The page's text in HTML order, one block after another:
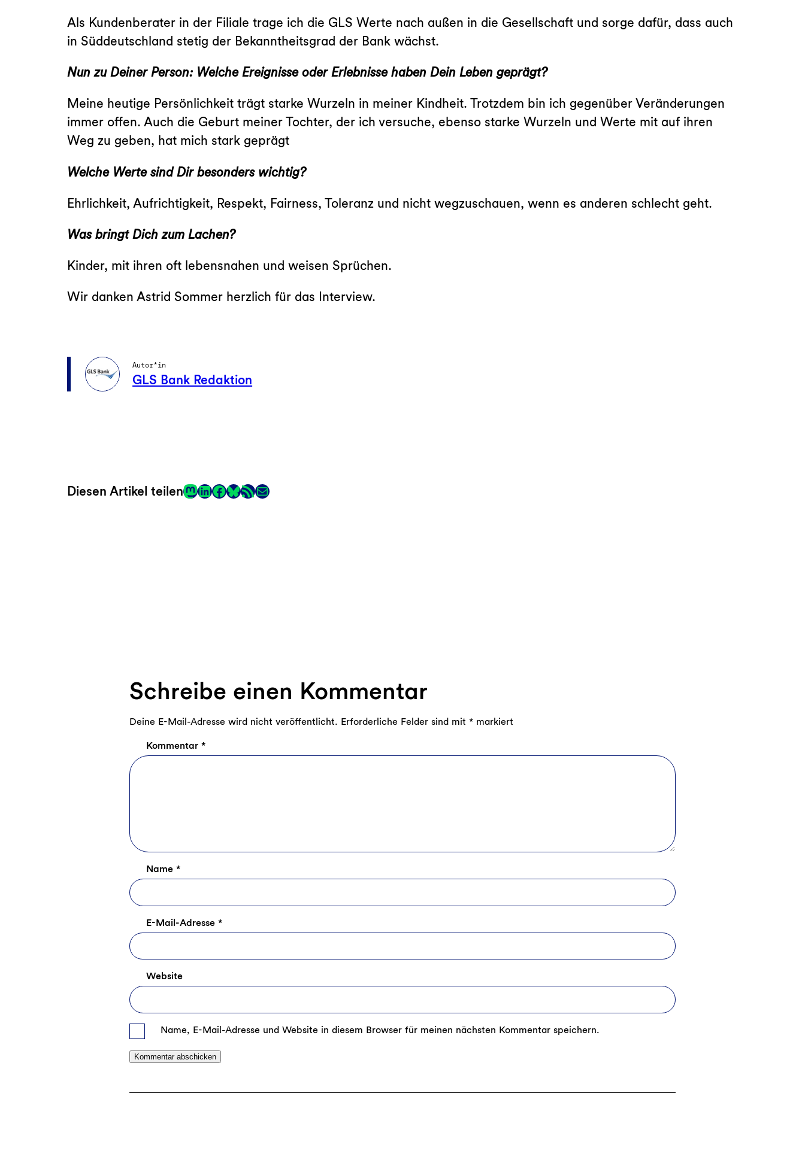
Als Kundenberater in der Filiale trage ich die GLS Werte nach außen in die Gesellschaft und sorge dafür, dass auch
in Süddeutschland stetig der Bekanntheitsgrad der Bank wächst.
Nun zu Deiner Person: Welche Ereignisse oder Erlebnisse haben Dein Leben geprägt?
Meine heutige Persönlichkeit trägt starke Wurzeln in meiner Kindheit. Trotzdem bin ich gegenüber Veränderungen
immer offen. Auch die Geburt meiner Tochter, der ich versuche, ebenso starke Wurzeln und Werte mit auf ihren
Weg zu geben, hat mich stark geprägt
Welche Werte sind Dir besonders wichtig?
Ehrlichkeit, Aufrichtigkeit, Respekt, Fairness, Toleranz und nicht wegzuschauen, wenn es anderen schlecht geht.
Was bringt Dich zum Lachen?
Kinder, mit ihren oft lebensnahen und weisen Sprüchen.
Wir danken Astrid Sommer herzlich für das Interview.
Autor*in
GLS Bank Redaktion
Diesen Artikel teilenMastodon
LinkedIn
Facebook
LinkRSS-Feed
E-Mail
Schreibe einen Kommentar
Deine E-Mail-Adresse wird nicht veröffentlicht. Erforderliche Felder sind mit * markiert
Kommentar *
Name *
E-Mail-Adresse *
Website
Name, E-Mail-Adresse und Website in diesem Browser für meinen nächsten Kommentar speichern.